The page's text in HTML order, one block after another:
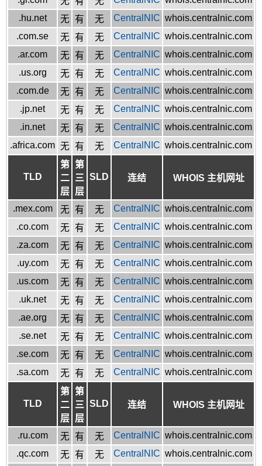
.hu.net
无 有 无 CentralNIC whois.centralnic.com
.com.se
无 有 无 CentralNIC whois.centralnic.com
.ar.com
无 有 无 CentralNIC whois.centralnic.com
.us.org
无 有 无 CentralNIC whois.centralnic.com
.com.de
无 有 无 CentralNIC whois.centralnic.com
.jp.net
无 有 无 CentralNIC whois.centralnic.com
.in.net
无 有 无 CentralNIC whois.centralnic.com
.africa.com 无 有 无 CentralNIC whois.centralnic.com
TLD
第
二
层
第
三
层
SLD 连结 WHOIS 主机网址
.mex.com 无 有 无 CentralNIC whois.centralnic.com
.co.com
无 有 无 CentralNIC whois.centralnic.com
.za.com
无 有 无 CentralNIC whois.centralnic.com
.uy.com
无 有 无 CentralNIC whois.centralnic.com
.us.com
无 有 无 CentralNIC whois.centralnic.com
.uk.net
无 有 无 CentralNIC whois.centralnic.com
.ae.org
无 有 无 CentralNIC whois.centralnic.com
.se.net
无 有 无 CentralNIC whois.centralnic.com
.se.com
无 有 无 CentralNIC whois.centralnic.com
.sa.com
无 有 无 CentralNIC whois.centralnic.com
TLD
第
二
层
第
三
层
SLD 连结 WHOIS 主机网址
.ru.com 无 有 无 CentralNIC whois.centralnic.com
.qc.com
无 有 无 CentralNIC whois.centralnic.com